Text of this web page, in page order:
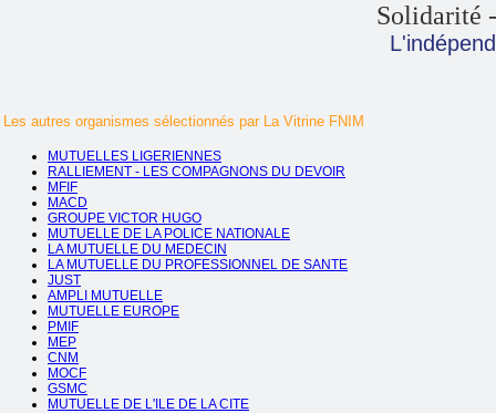
Solidarité
Les autres organismes sélectionnés par La Vitrine FNIM
MUTUELLES LIGERIENNES
RALLIEMENT - LES COMPAGNONS DU DEVOIR
MFIF
MACD
GROUPE VICTOR HUGO
MUTUELLE DE LA POLICE NATIONALE
LA MUTUELLE DU MEDECIN
LA MUTUELLE DU PROFESSIONNEL DE SANTE
JUST
AMPLI MUTUELLE
MUTUELLE EUROPE
PMIF
MEP
CNM
MOCF
GSMC
MUTUELLE DE L'ILE DE LA CITE